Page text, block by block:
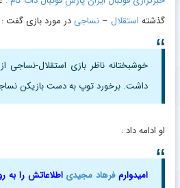
گذشته استقلال – نساجی در مورد بازی گفت :
خوشبختانه ناظر بازی استقلال-نساجی
داشت. برخورد توپ به دست بازیکن
او ادامه داد :
امیدوارمفرهاد مجیدی اطلاعاتش را به‌